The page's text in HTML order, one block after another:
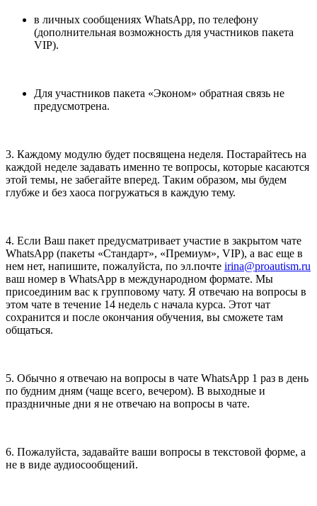
в личных сообщениях WhatsApp, по телефону
(дополнительная возможность для участников пакета
VIP).
Для участников пакета «Эконом» обратная связь не
предусмотрена.
3. Каждому модулю будет посвящена неделя. Постарайтесь на
каждой неделе задавать именно те вопросы, которые касаются
этой темы, не забегайте вперед. Таким образом, мы будем
глубже и без хаоса погружаться в каждую тему.
4. Если Ваш пакет предусматривает участие в закрытом чате
WhatsApp (пакеты «Стандарт», «Премиум», VIP), а вас еще в
нем нет, напишите, пожалуйста, по эл.почте irina@proautism.ru
ваш номер в WhatsApp в международном формате. Мы
присоединим вас к групповому чату. Я отвечаю на вопросы в
этом чате в течение 14 недель с начала курса. Этот чат
сохранится и после окончания обучения, вы сможете там
общаться.
5. Обычно я отвечаю на вопросы в чате WhatsApp 1 раз в день
по будним дням (чаще всего, вечером). В выходные и
праздничные дни я не отвечаю на вопросы в чате.
6. Пожалуйста, задавайте ваши вопросы в текстовой форме, а
не в виде аудиосообщений.